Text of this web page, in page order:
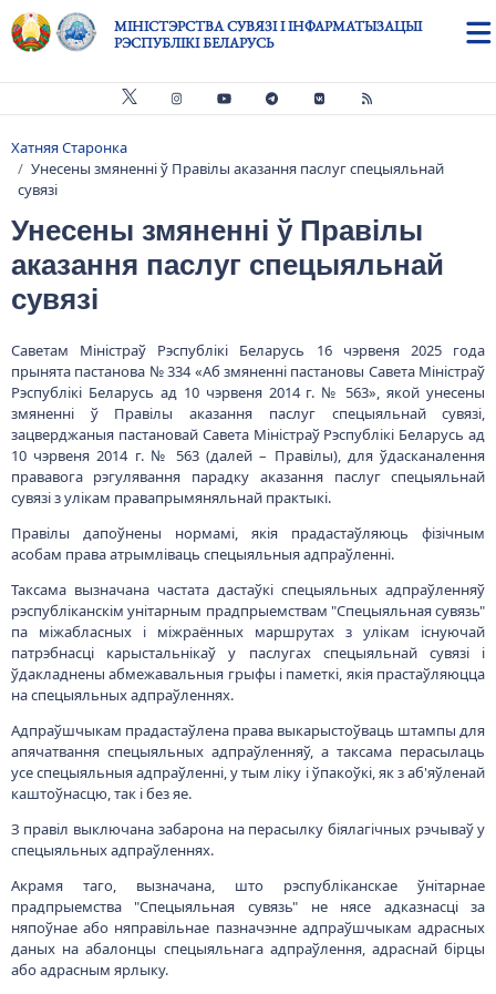
Skip to main content
МІНІСТЭРСТВА СУВЯЗІ І ІНФАРМАТЫЗАЦЫІ
РЭСПУБЛІКІ БЕЛАРУСЬ
Breadcrumb
Хатняя Старонка
Унесены змяненні ў Правілы аказання паслуг спецыяльнай
сувязі
Унесены змяненні ў Правілы
аказання паслуг спецыяльнай
сувязі
Саветам Міністраў Рэспублікі Беларусь 16 чэрвеня 2025 года
прынята пастанова № 334 «Аб змяненні пастановы Савета Міністраў
Рэспублікі Беларусь ад 10 чэрвеня 2014 г. № 563», якой унесены
змяненні ў Правілы аказання паслуг спецыяльнай сувязі,
зацверджаныя пастановай Савета Міністраў Рэспублікі Беларусь ад
10 чэрвеня 2014 г. № 563 (далей – Правілы), для ўдасканалення
прававога рэгулявання парадку аказання паслуг спецыяльнай
сувязі з улікам правапрымяняльнай практыкі.
Правілы дапоўнены нормамі, якія прадастаўляюць фізічным
асобам права атрымліваць спецыяльныя адпраўленні.
Таксама вызначана частата дастаўкі спецыяльных адпраўленняў
рэспубліканскім унітарным прадпрыемствам "Спецыяльная сувязь"
па міжабласных і міжраённых маршрутах з улікам існуючай
патрэбнасці карыстальнікаў у паслугах спецыяльнай сувязі і
ўдакладнены абмежавальныя грыфы і паметкі, якія прастаўляюцца
на спецыяльных адпраўленнях.
Адпраўшчыкам прадастаўлена права выкарыстоўваць штампы для
апячатвання спецыяльных адпраўленняў, а таксама перасылаць
усе спецыяльныя адпраўленні, у тым ліку і ўпакоўкі, як з аб'яўленай
каштоўнасцю, так і без яе.
З правіл выключана забарона на перасылку біялагічных рэчываў у
спецыяльных адпраўленнях.
Акрамя таго, вызначана, што рэспубліканскае ўнітарнае
прадпрыемства "Спецыяльная сувязь" не нясе адказнасці за
няпоўнае або няправільнае пазначэнне адпраўшчыкам адрасных
даных на абалонцы спецыяльнага адпраўлення, адраснай бірцы
або адрасным ярлыку.